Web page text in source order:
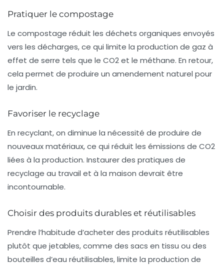
Pratiquer le compostage
Le compostage réduit les déchets organiques envoyés
vers les décharges, ce qui limite la production de gaz à
effet de serre tels que le CO2et le méthane. En retour,
cela permet de produire un amendement naturel pour
le jardin.
Favoriser le recyclage
En recyclant, on diminue la nécessité de produire de
nouveaux matériaux, ce qui réduit les émissions de CO2
liées à la production. Instaurer des pratiques de
recyclage au travail et à la maison devrait être
incontournable.
Choisir des produits durables et réutilisables
Prendre l’habitude d’acheter des produits réutilisables
plutôt que jetables, comme des sacs en tissu ou des
bouteilles d’eau réutilisables, limite la production de